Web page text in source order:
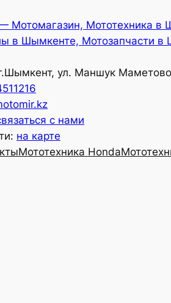
Мотомагазин, Мототехника
в Шымкенте, Мотозапчасти
ул. Маншук
с нами
на карте
Мототехника Honda